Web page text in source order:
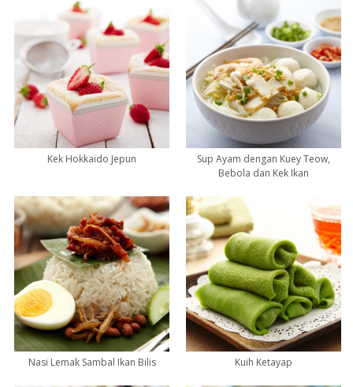
Kek Hokkaido Jepun
Sup Ayam dengan Kuey Teow,
Bebola dan Kek Ikan
Nasi Lemak Sambal Ikan Bilis Kuih Ketayap